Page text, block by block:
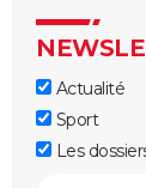
Actualité
Sport
Les